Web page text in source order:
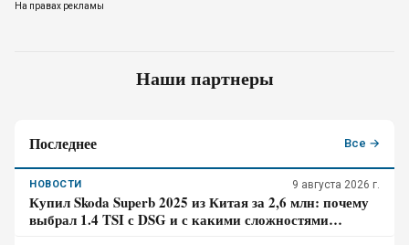
На правах рекламы
Наши партнеры
Последнее Все →
НОВОСТИ 9 августа 2026 г.
Купил Skoda Superb 2025 из Китая за 2,6 млн: почему
выбрал 1.4 TSI с DSG и с какими сложностями